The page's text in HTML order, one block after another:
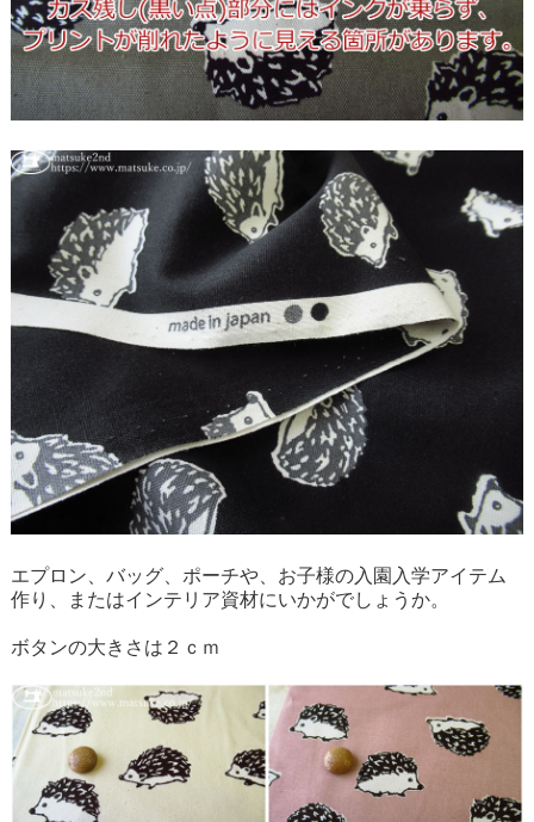
エプロン、バッグ、ポーチや、お子様の入園入学アイテム
作り、またはインテリア資材にいかがでしょうか。
ボタンの大きさは２ｃｍ